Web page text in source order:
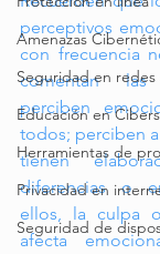
Amenazas
Seguridad en redes
Educación en
Herramientas de
Privacidad en
Seguridad de
perceptivos
con frecuencia
comentan
perciben
todos; perciben
tienen
diferencias o
ellos, la culpa
afecta